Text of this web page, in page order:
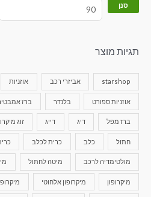
סנן
תגיות מוצר
starshop אביזרי רכב אוזניות
אוזניות ספורט בלנדר ברז
ברז מפל דיג דייג זוג
חתול כלב כרית לכלב
מולטימדיה לרכב מיטה לחתול
מיקרופון מיקרופון אלחוטי